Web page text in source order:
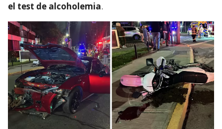
el test de alcoholemia.